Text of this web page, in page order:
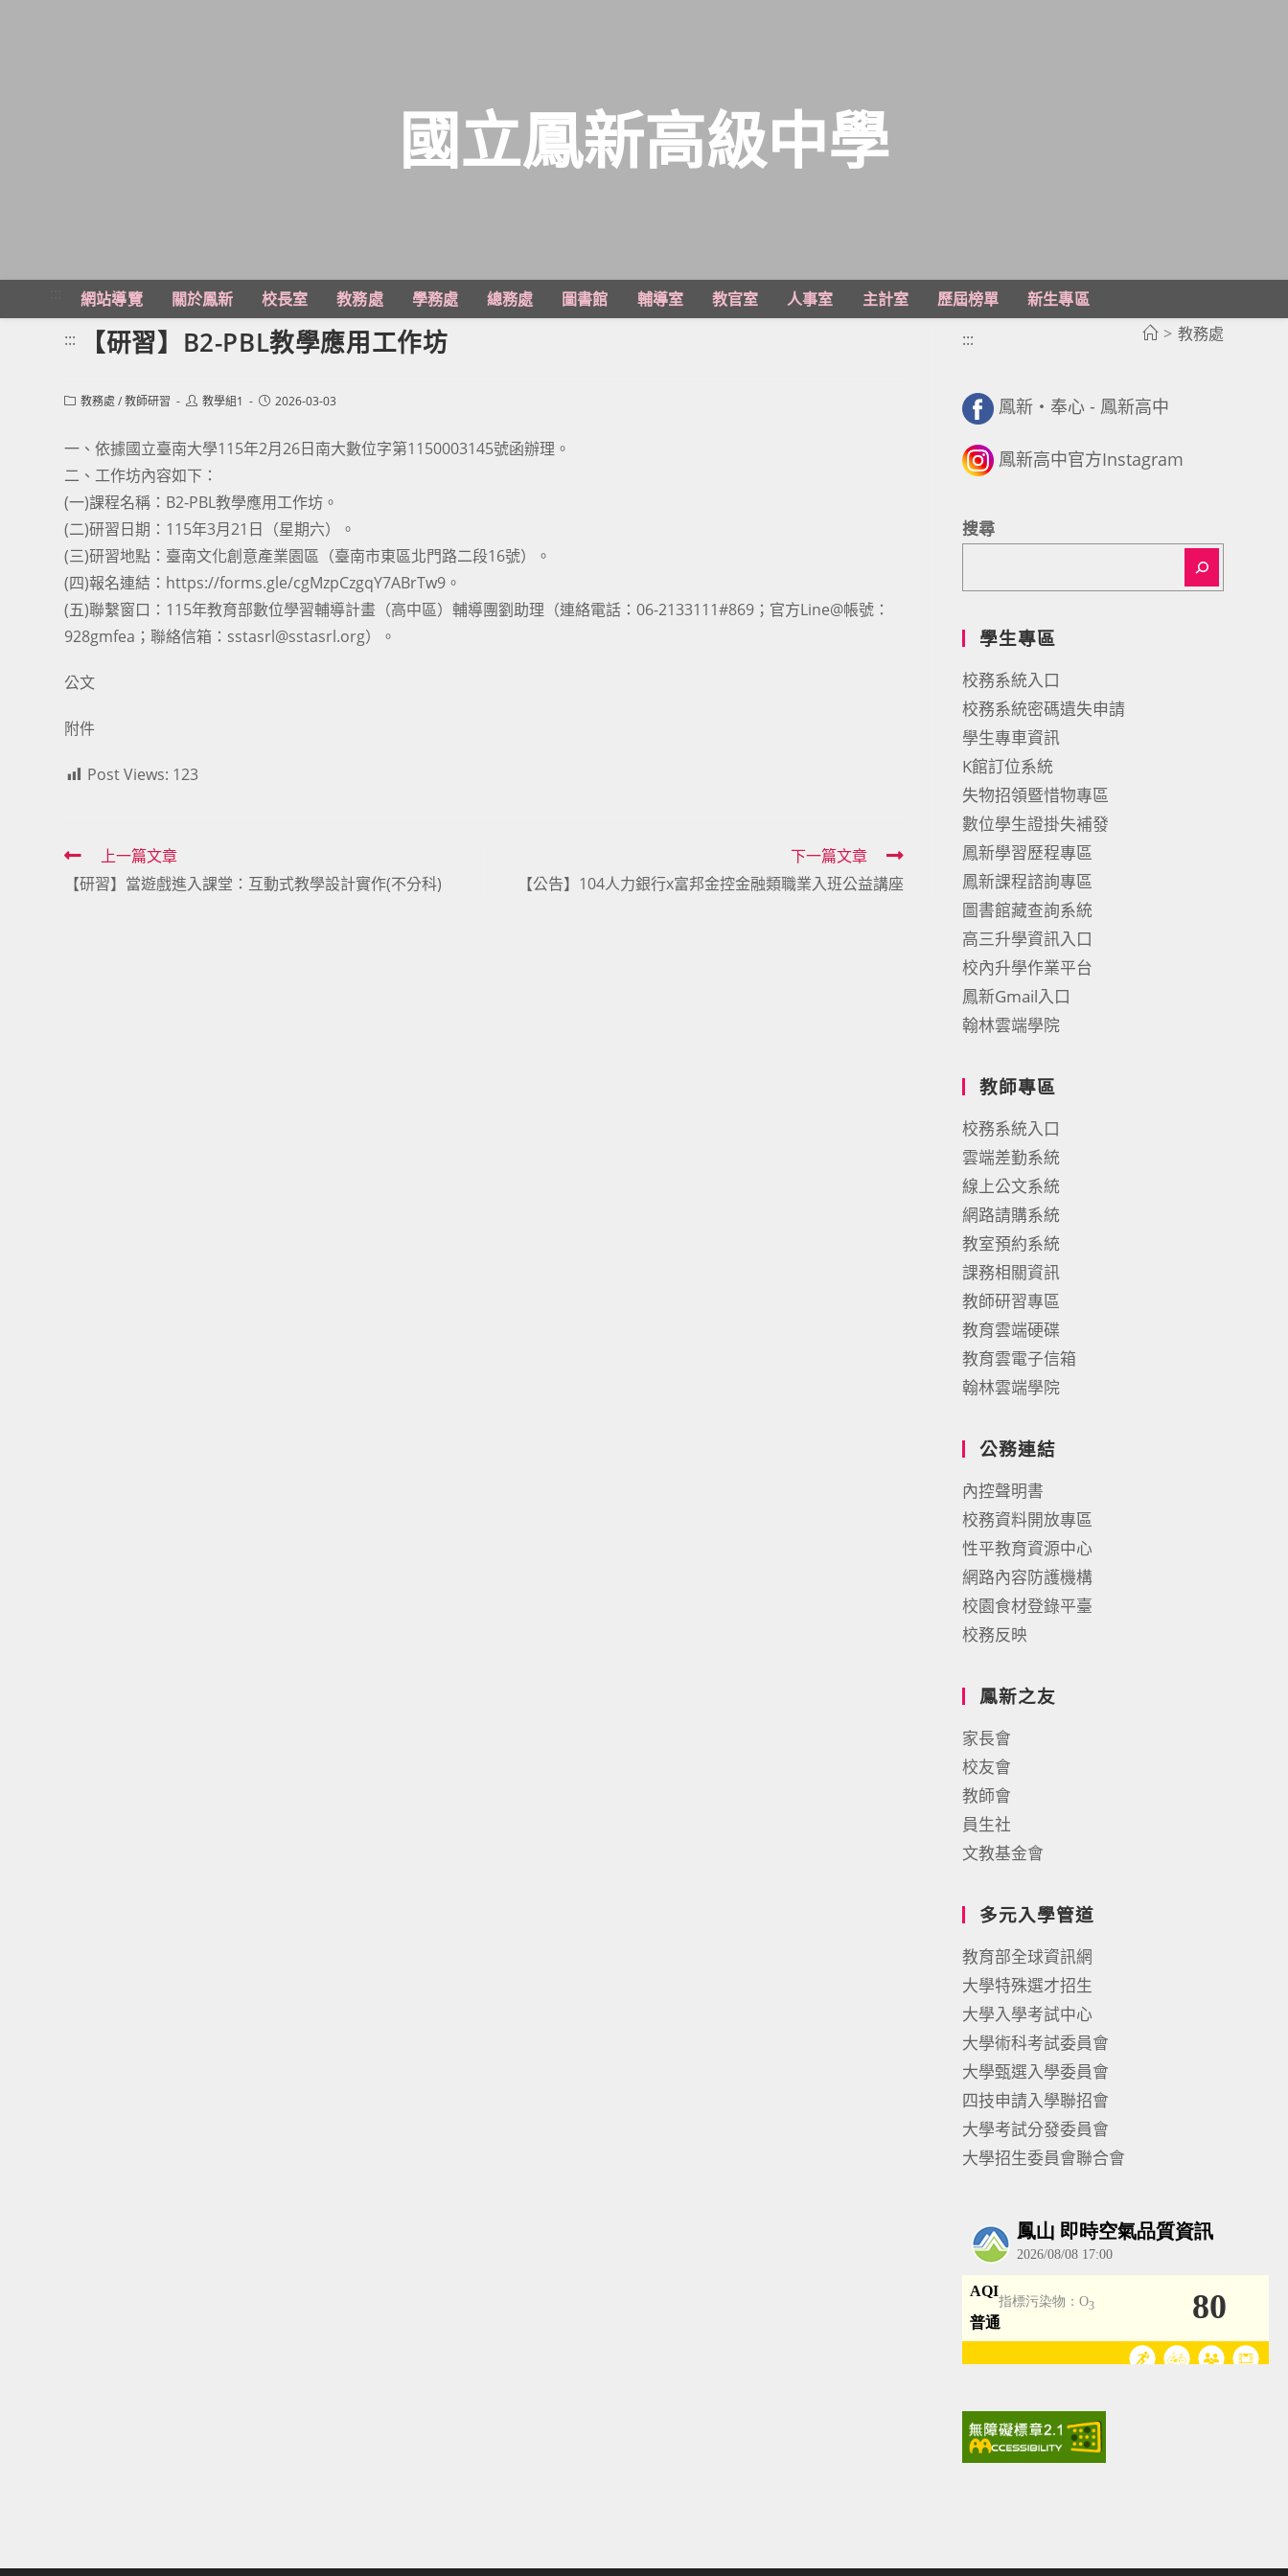
主
國立鳳新高級中學
網站導覽 關於鳳新 校長室 教務處 學務處 總務處 圖書館 輔導室 教官室 人事室 主計室 歷屆榜單
新生專區
> 教務處
::: 【研習】B2-PBL教學應用工作坊
Post教務處 /教師研習
Post教學組1
Post2026-03-03
一、依據國立臺南大學115年2月26日南大數位字第1150003145號函辦理。
二、工作坊內容如下：
(一)課程名稱：B2-PBL教學應用工作坊。
(二)研習日期：115年3月21日（星期六）。
(三)研習地點：臺南文化創意產業園區（臺南市東區北門路二段16號）。
(四)報名連結：https://forms.gle/cgMzpCzgqY7ABrTw9。
(五)聯繫窗口：115年教育部數位學習輔導計畫（高中區）輔導團劉助理（連絡電話：06-2133111#869；官方Line@帳號：
928gmfea；聯絡信箱：sstasrl@sstasrl.org）。
公文
附件
Post Views: 123
Read
more
上一篇文章
【研習】當遊戲進入課堂：互動式教學設計實作(不分科)
下一篇文章
【公告】104人力銀行x富邦金控金融類職業入班公益講座
:::
鳳新・奉心 - 鳳新高中
鳳新高中官方Instagram
搜尋
學生專區
校務系統入口
校務系統密碼遺失申請
學生專車資訊
K館訂位系統
失物招領暨惜物專區
數位學生證掛失補發
鳳新學習歷程專區
鳳新課程諮詢專區
圖書館藏查詢系統
高三升學資訊入口
校內升學作業平台
鳳新Gmail入口
翰林雲端學院
教師專區
校務系統入口
雲端差勤系統
線上公文系統
網路請購系統
教室預約系統
課務相關資訊
教師研習專區
教育雲端硬碟
教育雲電子信箱
翰林雲端學院
公務連結
內控聲明書
校務資料開放專區
性平教育資源中心
網路內容防護機構
校園食材登錄平臺
校務反映
鳳新之友
家長會
校友會
教師會
員生社
文教基金會
多元入學管道
教育部全球資訊網
大學特殊選才招生
大學入學考試中心
大學術科考試委員會
大學甄選入學委員會
四技申請入學聯招會
大學考試分發委員會
大學招生委員會聯合會